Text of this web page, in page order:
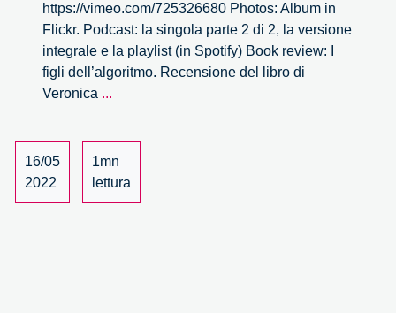
https://vimeo.com/725326680 Photos: Album in
Flickr. Podcast: la singola parte 2 di 2, la versione
integrale e la playlist (in Spotify) Book review: I
figli dell’algoritmo. Recensione del libro di
Veronica ...
Incontro
con
16/05
2022
1mn
lettura